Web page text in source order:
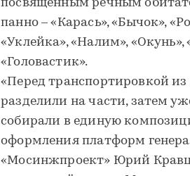
посвященным речным
панно – «Карась», «Бычок»,
«Уклейка», «Налим», «Окунь»,
«Головастик».
«Перед транспортировкой
разделили на части, затем
собирали в единую
оформления платформ
«Мосинжпроект» Юрий